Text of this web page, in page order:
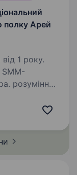
полку Арей
1 року.